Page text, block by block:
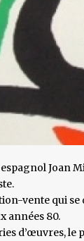
espagnol Joan
vente qui
années 80.
d’œuvres,